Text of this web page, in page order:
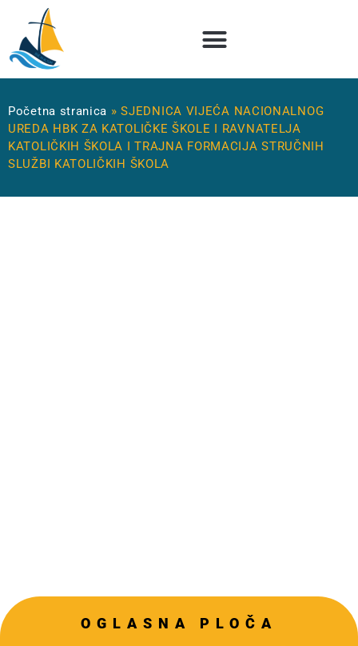
Početna stranica »SJEDNICA VIJEĆA NACIONALNOG
UREDA HBK ZA KATOLIČKE ŠKOLE I RAVNATELJA
KATOLIČKIH ŠKOLA I TRAJNA FORMACIJA STRUČNIH
SLUŽBI KATOLIČKIH ŠKOLA
OGLASNA PLOČA